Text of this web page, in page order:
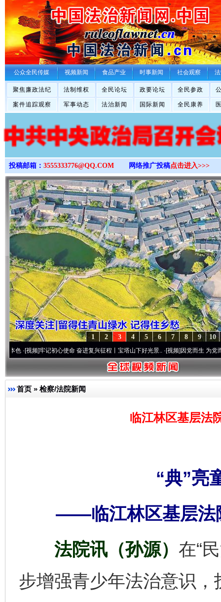
>
公众全民传媒 视频新闻 食品产业 时事新闻 社会观察
聚焦廉政法纪 法制维权 全民论坛 政要论坛 全民参政
案件追踪观察 军事动态 法治新闻 国际新闻 全民康养
投稿邮箱： 3555333776@QQ.COM 网络推广投稿点击进入>>>
10
9
8
7
6
5
4
3
2
1
牢记初心使命 奋进复兴征程丨宝塔山下好光景..·[视频]因党而生 为党而战——百年
首页 » 检察/法院新闻
临江林区基层法
“典”亮
——临江林区基层法
法院讯（孙源） 在“
步增强青少年法治意识